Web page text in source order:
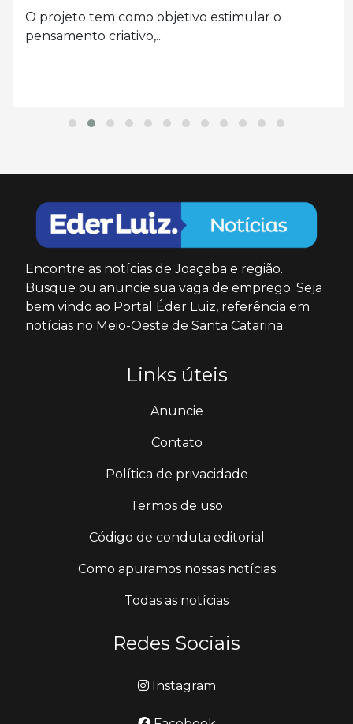
O projeto tem como objetivo estimular o
pensamento criativo,...
Encontre as notícias de Joaçaba e região.
Busque ou anuncie sua vaga de emprego. Seja
bem vindo ao Portal Éder Luiz, referência em
notícias no Meio-Oeste de Santa Catarina.
Links úteis
Anuncie
Contato
Política de privacidade
Termos de uso
Código de conduta editorial
Como apuramos nossas notícias
Todas as notícias
Redes Sociais
Instagram